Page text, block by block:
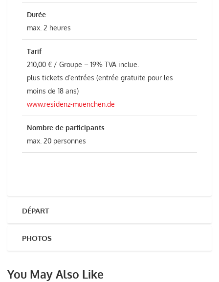
Durée
max. 2 heures
Tarif
210,00 € / Groupe – 19% TVA inclue.
plus tickets d’entrées (entrée gratuite pour les
moins de 18 ans)
www.residenz-muenchen.de
Nombre de participants
max. 20 personnes
DÉPART
PHOTOS
You May Also Like